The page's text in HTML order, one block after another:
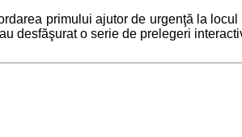
primului ajutor de urgenţă la
desfăşurat o serie de prelegeri